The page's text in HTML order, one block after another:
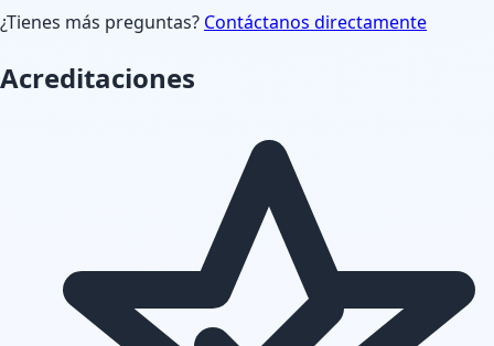
¿Tienes más preguntas? Contáctanos directamente
Acreditaciones